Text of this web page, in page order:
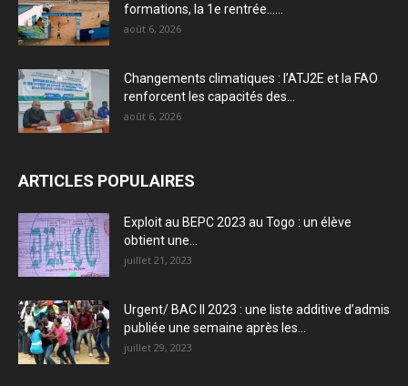
formations, la 1e rentrée…...
août 6, 2026
Changements climatiques : l’ATJ2E et la FAO
renforcent les capacités des...
août 6, 2026
ARTICLES POPULAIRES
Exploit au BEPC 2023 au Togo : un élève
obtient une...
juillet 21, 2023
Urgent/ BAC II 2023 : une liste additive d’admis
publiée une semaine après les...
juillet 29, 2023